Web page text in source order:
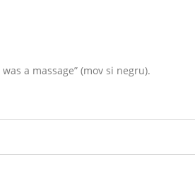
a massage” (mov si negru).